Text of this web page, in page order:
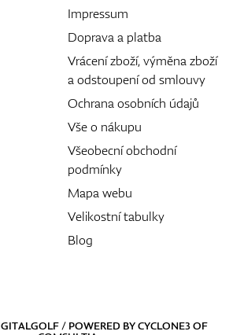
Impressum
Doprava a platba
Vrácení zboží, výměna zboží
a odstoupení od smlouvy
Ochrana osobních údajů
Vše o nákupu
Všeobecní obchodní
podmínky
Mapa webu
Velikostní tabulky
Blog
/ POWERED BYCYCLONE3OF